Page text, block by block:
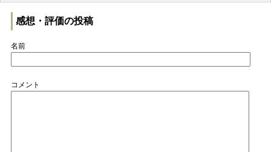
感想・評価の投稿
名前
コメント